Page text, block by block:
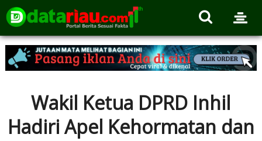
Wakil Ketua DPRD Inhil
Hadiri Apel Kehormatan dan